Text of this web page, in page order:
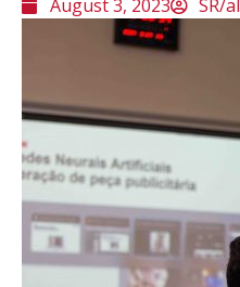
August 3, 2023 SR/